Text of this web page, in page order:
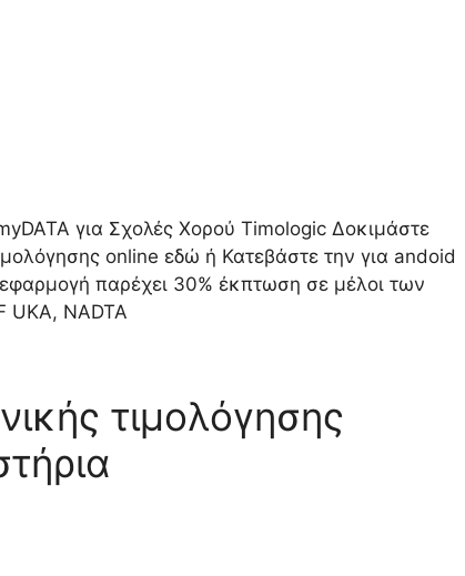
για Σχολές Χορού Timologic Δοκιμάστε
online εδώ ή Κατεβάστε την για andoid
παρέχει 30% έκπτωση σε μέλοι των
UKA, NADTA
τιμολόγησης